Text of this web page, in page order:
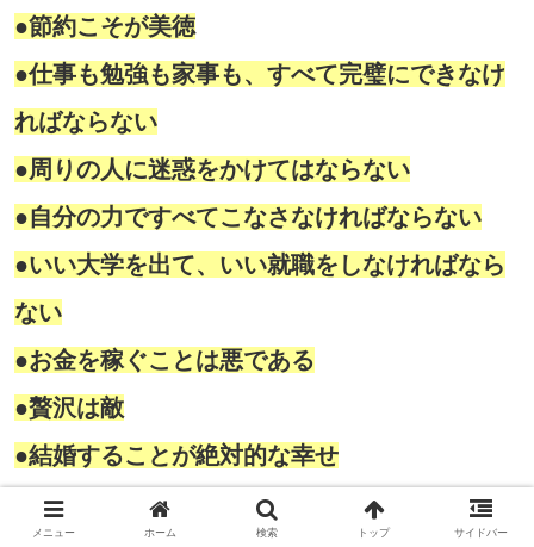
●節約こそが美徳
●仕事も勉強も家事も、すべて完璧にできなけ
ればならない
●周りの人に迷惑をかけてはならない
●自分の力ですべてこなさなければならない
●いい大学を出て、いい就職をしなければなら
ない
●お金を稼ぐことは悪である
●贅沢は敵
●結婚することが絶対的な幸せ
メニュー ホーム 検索 トップ サイドバー